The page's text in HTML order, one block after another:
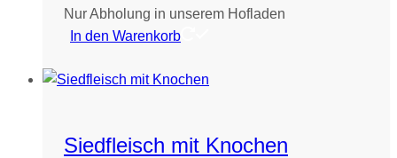
Nur Abholung in unserem Hofladen
In den Warenkorb
Siedfleisch mit Knochen